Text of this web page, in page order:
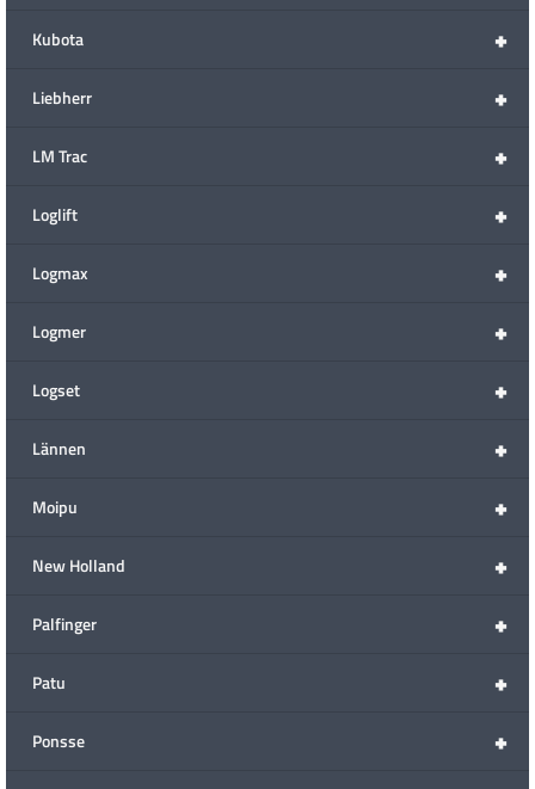
+
Kubota
+
Liebherr
+
LM Trac
+
Loglift
+
Logmax
+
Logmer
+
Logset
+
Lännen
+
Moipu
+
New Holland
+
Palfinger
+
Patu
+
Ponsse